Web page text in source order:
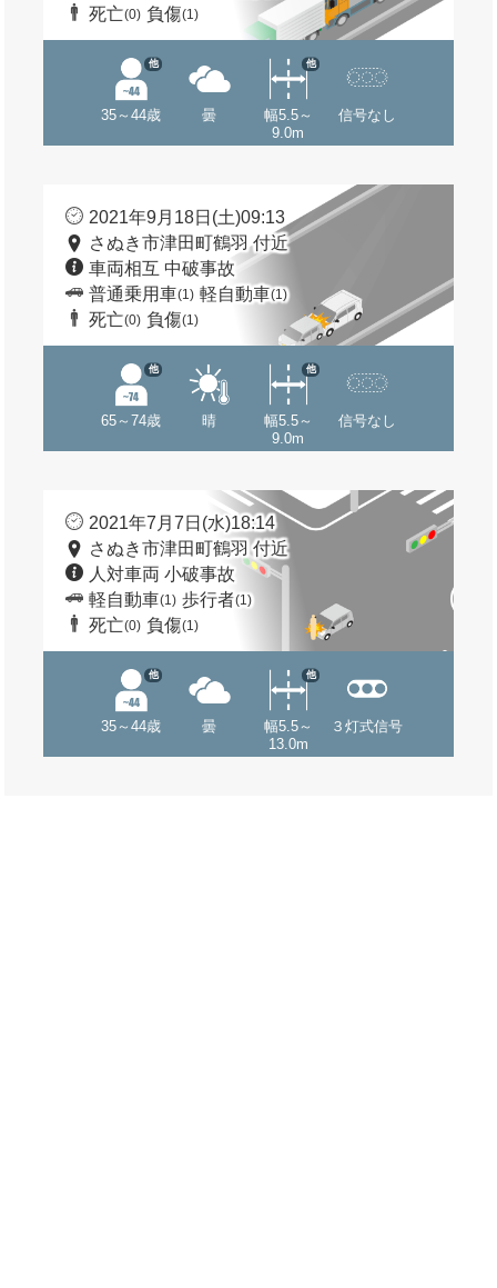
死亡(0) 負傷(1)
35～44歳
他
曇
幅5.5～
9.0m
他
信号なし
2021年9月18日(土)09:13
さぬき市津田町鶴羽 付近
車両相互 中破事故
普通乗用車(1) 軽自動車(1)
死亡(0) 負傷(1)
65～74歳
他
晴
幅5.5～
9.0m
他
信号なし
2021年7月7日(水)18:14
さぬき市津田町鶴羽 付近
人対車両 小破事故
軽自動車(1) 歩行者(1)
死亡(0) 負傷(1)
35～44歳
他
曇
幅5.5～
13.0m
他
３灯式信号